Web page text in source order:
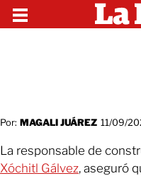
Por: MAGALI JUÁREZ 11/09/
La responsable de
Xóchitl Gálvez, aseguró